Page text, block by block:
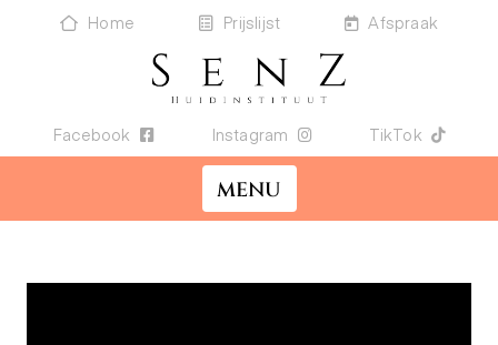
Home Prijslijst Afspraak
Facebook Instagram TikTok
MENU